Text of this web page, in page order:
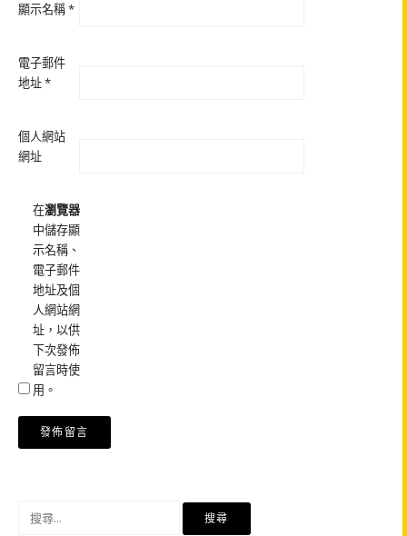
顯示名稱*
電子郵件
地址*
個人網站
網址
在瀏覽器
中儲存顯
示名稱、
電子郵件
地址及個
人網站網
址，以供
下次發佈
留言時使
用。